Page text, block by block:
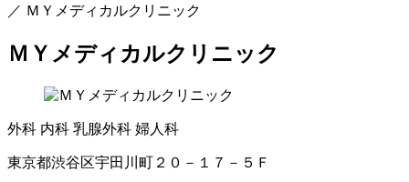
／ ＭＹメディカルクリニック
ＭＹメディカルクリニック
外科 内科 乳腺外科 婦人科
東京都渋谷区宇田川町２０－１７－５Ｆ